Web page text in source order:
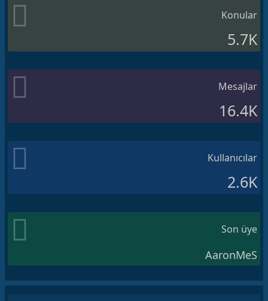
Konular
5.7K
Mesajlar
16.4K
Kullanıcılar
2.6K
Son üye
AaronMeS